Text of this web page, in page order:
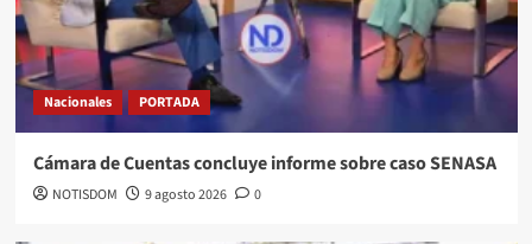
Nacionales PORTADA
Cámara de Cuentas concluye informe sobre caso SENASA
NOTISDOM 9 agosto 2026 0